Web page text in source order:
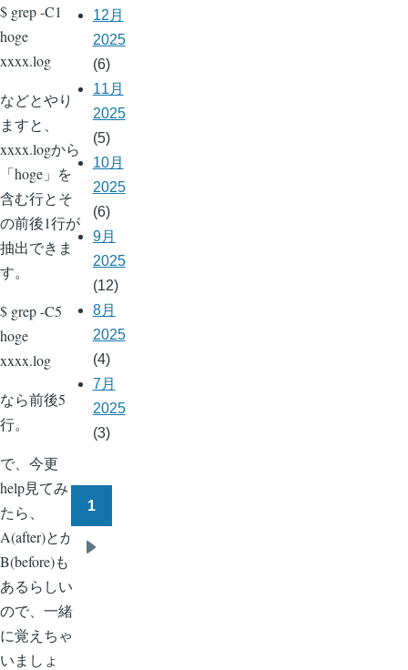
$ grep -C1
hoge
xxxx.log
などとやり
ますと、
xxxx.logから
「hoge」を
含む行とそ
の前後1行が
抽出できま
す。
$ grep -C5
hoge
xxxx.log
なら前後5
行。
で、今更
help見てみ
たら、
A(after)とか
B(before)も
あるらしい
ので、一緒
に覚えちゃ
いましょ
12月
2025
(6)
11月
2025
(5)
10月
2025
(6)
9月
2025
(12)
8月
2025
(4)
7月
2025
(3)
ー
送
り
1